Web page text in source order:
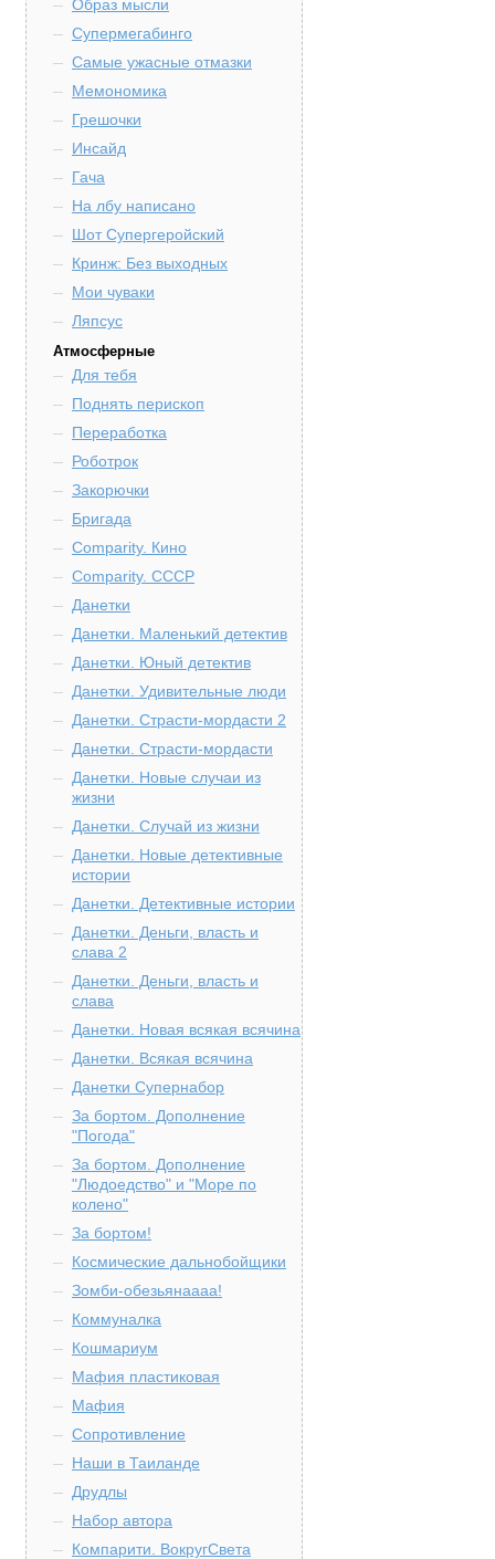
Образ мысли
Супермегабинго
Самые ужасные отмазки
Мемономика
Грешочки
Инсайд
Гача
На лбу написано
Шот Супергеройский
Кринж: Без выходных
Мои чуваки
Ляпсус
Атмосферные
Для тебя
Поднять перископ
Переработка
Роботрок
Закорючки
Бригада
Comparity. Кино
Comparity. СССР
Данетки
Данетки. Маленький детектив
Данетки. Юный детектив
Данетки. Удивительные люди
Данетки. Страсти-мордасти 2
Данетки. Страсти-мордасти
Данетки. Новые случаи из
жизни
Данетки. Случай из жизни
Данетки. Новые детективные
истории
Данетки. Детективные истории
Данетки. Деньги, власть и
слава 2
Данетки. Деньги, власть и
слава
Данетки. Новая всякая всячина
Данетки. Всякая всячина
Данетки Супернабор
За бортом. Дополнение
"Погода"
За бортом. Дополнение
"Людоедство" и "Море по
колено"
За бортом!
Космические дальнобойщики
Зомби-обезьянаааа!
Коммуналка
Кошмариум
Мафия пластиковая
Мафия
Сопротивление
Наши в Таиланде
Друдлы
Набор автора
Компарити. ВокругСвета